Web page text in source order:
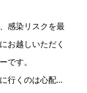
感染リスクを最
お越しいただく
です。
行くのは心配...